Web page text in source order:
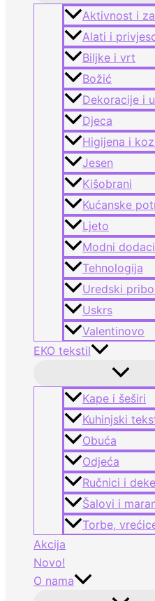
Aktivnost i
Alati i
Biljke i vrt
Božić
Dekoracije i
Djeca
Higijena i
Jesen
Kišobrani
Kućanske
Ljeto
Modni dodaci
Tehnologija
Uredski
Uskrs
Valentinovo
EKO tekstil
Kape i šeširi
Kuhinjski
Obuća
Odjeća
Ručnici i deke
Šalovi i
Torbe,
Akcija
Novo!
O nama